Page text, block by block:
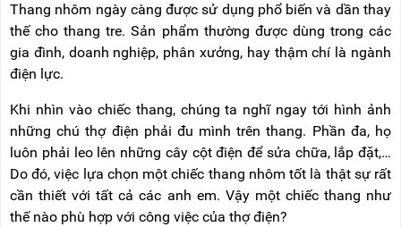
BÁO
CHÍ
NÓI
VỀ
NIKAWA
GIỚI
THIỆU
ĐẠI
LÝ
BẢO
THANG
NHÔM
A
NHÔM
CÔNG
NGHIỆP
THANG
NHÔM
GIÀN
GIÁO
Thang nhôm ngày càng được sử dụng phổ biến và dần thay
thế cho thang tre. Sản phẩm thường được dùng trong các
gia đình, doanh nghiệp, phân xưởng, hay thậm chí là ngành
điện lực.
Khi nhìn vào chiếc thang, chúng ta nghĩ ngay tới hình ảnh
những chú thợ điện phải đu mình trên thang. Phần đa, họ
luôn phải leo lên những cây cột điện để sửa chữa, lắp đặt,…
Do đó, việc lựa chọn một chiếc thang nhôm tốt là thật sự rất
cần thiết với tất cả các anh em. Vậy một chiếc thang như
thế nào phù hợp với công việc của thợ điện?